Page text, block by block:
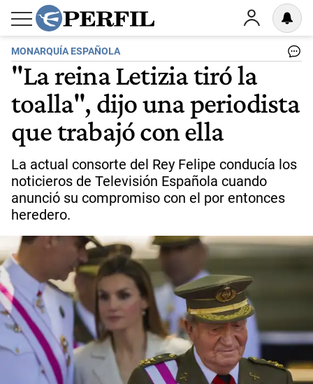
MONARQUÍA ESPAÑOLA
"La reina Letizia tiró la
toalla", dijo una periodista
que trabajó con ella
La actual consorte del Rey Felipe conducía los
noticieros de Televisión Española cuando
anunció su compromiso con el por entonces
heredero.